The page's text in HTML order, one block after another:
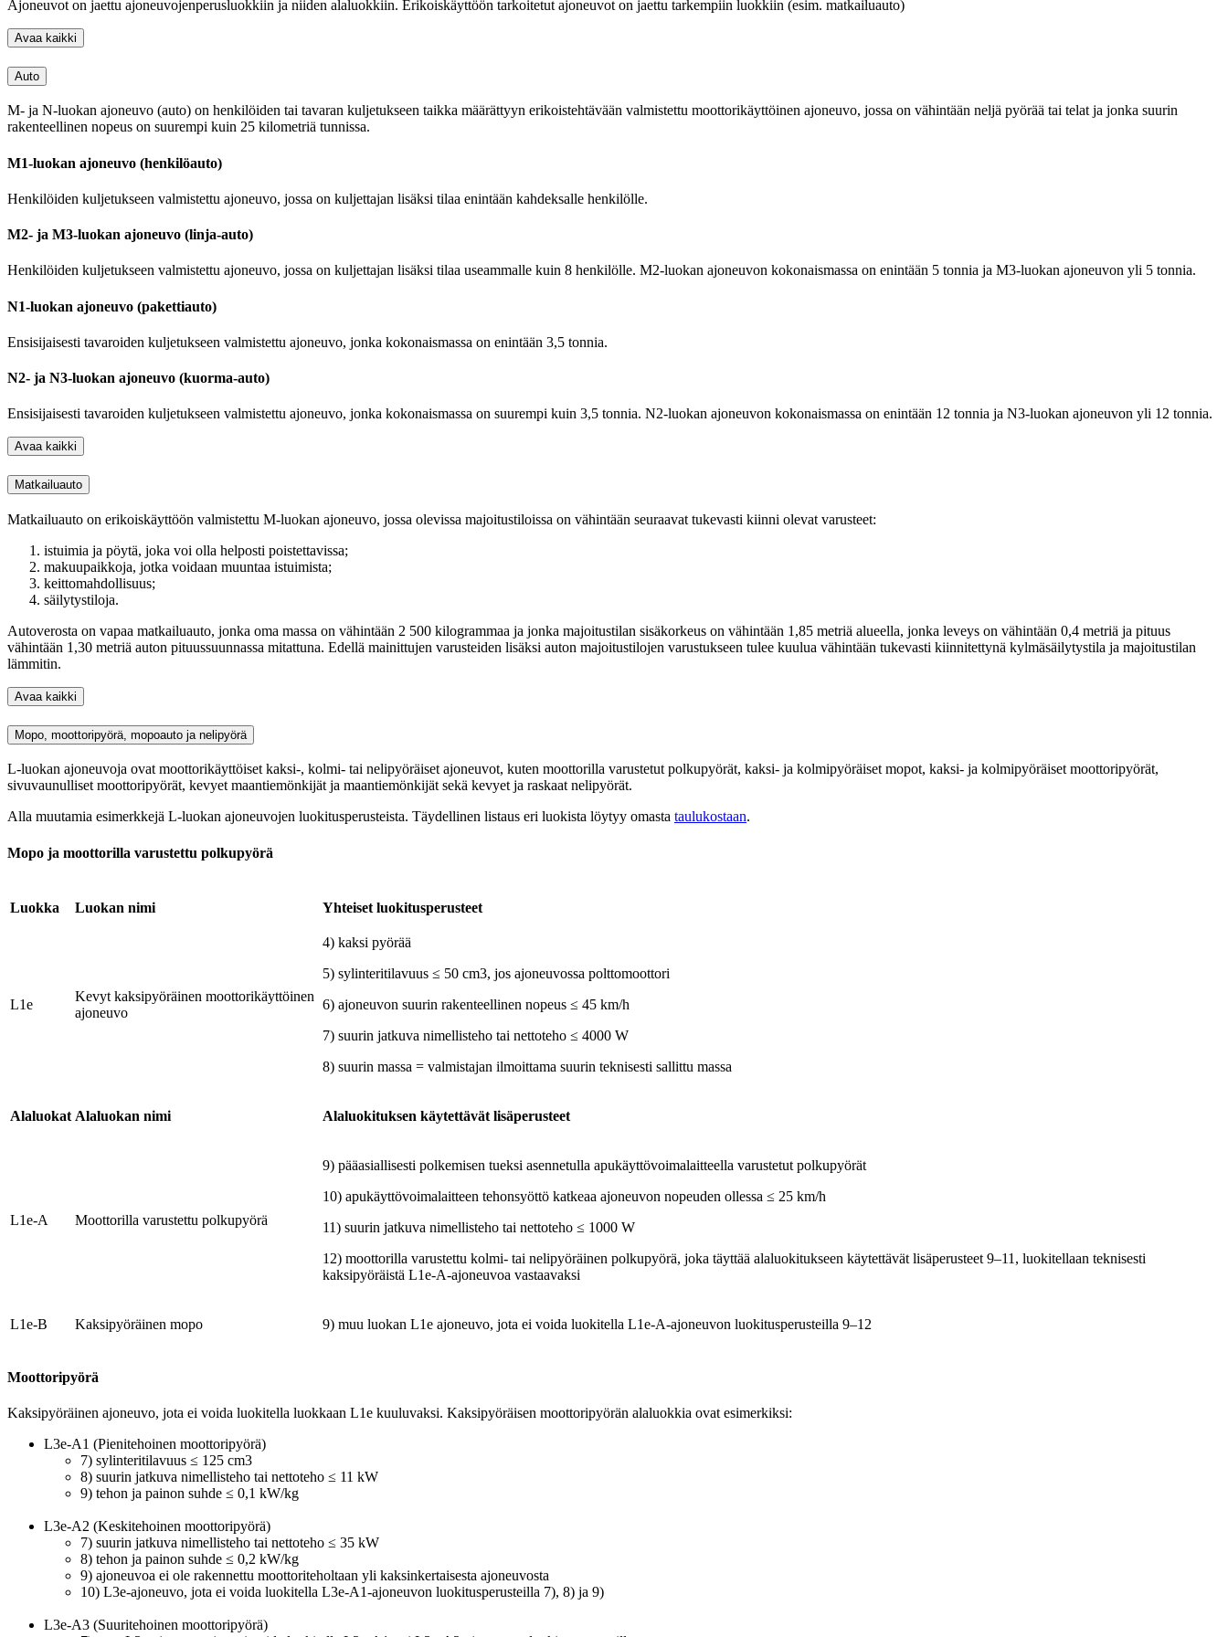
Ajoneuvot on jaettu ajoneuvojenperusluokkiin ja niiden alaluokkiin. Erikoiskäyttöön tarkoitetut ajoneuvot on jaettu tarkempiin luokkiin (esim. matkailuauto)
Avaa kaikki
Auto
M- ja N-luokan ajoneuvo (auto) on henkilöiden tai tavaran kuljetukseen taikka määrättyyn erikoistehtävään valmistettu moottorikäyttöinen ajoneuvo, jossa on vähintään neljä pyörää tai telat ja jonka suurin
rakenteellinen nopeus on suurempi kuin 25 kilometriä tunnissa.
M1-luokan ajoneuvo (henkilöauto)
Henkilöiden kuljetukseen valmistettu ajoneuvo, jossa on kuljettajan lisäksi tilaa enintään kahdeksalle henkilölle.
M2- ja M3-luokan ajoneuvo (linja-auto)
Henkilöiden kuljetukseen valmistettu ajoneuvo, jossa on kuljettajan lisäksi tilaa useammalle kuin 8 henkilölle. M2-luokan ajoneuvon kokonaismassa on enintään 5 tonnia ja M3-luokan ajoneuvon yli 5 tonnia.
N1-luokan ajoneuvo (pakettiauto)
Ensisijaisesti tavaroiden kuljetukseen valmistettu ajoneuvo, jonka kokonaismassa on enintään 3,5 tonnia.
N2- ja N3-luokan ajoneuvo (kuorma-auto)
Ensisijaisesti tavaroiden kuljetukseen valmistettu ajoneuvo, jonka kokonaismassa on suurempi kuin 3,5 tonnia. N2-luokan ajoneuvon kokonaismassa on enintään 12 tonnia ja N3-luokan ajoneuvon yli 12 tonnia.
Avaa kaikki
Matkailuauto
Matkailuauto on erikoiskäyttöön valmistettu M-luokan ajoneuvo, jossa olevissa majoitustiloissa on vähintään seuraavat tukevasti kiinni olevat varusteet:
istuimia ja pöytä, joka voi olla helposti poistettavissa;
makuupaikkoja, jotka voidaan muuntaa istuimista;
keittomahdollisuus;
säilytystiloja.
Autoverosta on vapaa matkailuauto, jonka oma massa on vähintään 2 500 kilogrammaa ja jonka majoitustilan sisäkorkeus on vähintään 1,85 metriä alueella, jonka leveys on vähintään 0,4 metriä ja pituus
vähintään 1,30 metriä auton pituussuunnassa mitattuna. Edellä mainittujen varusteiden lisäksi auton majoitustilojen varustukseen tulee kuulua vähintään tukevasti kiinnitettynä kylmäsäilytystila ja majoitustilan
lämmitin.
Avaa kaikki
Mopo, moottoripyörä, mopoauto ja nelipyörä
L-luokan ajoneuvoja ovat moottorikäyttöiset kaksi-, kolmi- tai nelipyöräiset ajoneuvot, kuten moottorilla varustetut polkupyörät, kaksi- ja kolmipyöräiset mopot, kaksi- ja kolmipyöräiset moottoripyörät,
sivuvaunulliset moottoripyörät, kevyet maantiemönkijät ja maantiemönkijät sekä kevyet ja raskaat nelipyörät.
Alla muutamia esimerkkejä L-luokan ajoneuvojen luokitusperusteista. Täydellinen listaus eri luokista löytyy omasta taulukostaan.
Mopo ja moottorilla varustettu polkupyörä
Luokka Luokan nimi Yhteiset luokitusperusteet
L1e
Kevyt kaksipyöräinen moottorikäyttöinen
ajoneuvo
4) kaksi pyörää
5) sylinteritilavuus ≤ 50 cm3, jos ajoneuvossa polttomoottori
6) ajoneuvon suurin rakenteellinen nopeus ≤ 45 km/h
7) suurin jatkuva nimellisteho tai nettoteho ≤ 4000 W
8) suurin massa = valmistajan ilmoittama suurin teknisesti sallittu massa
Alaluokat Alaluokan nimi Alaluokituksen käytettävät lisäperusteet
L1e-A Moottorilla varustettu polkupyörä
9) pääasiallisesti polkemisen tueksi asennetulla apukäyttövoimalaitteella varustetut polkupyörät
10) apukäyttövoimalaitteen tehonsyöttö katkeaa ajoneuvon nopeuden ollessa ≤ 25 km/h
11) suurin jatkuva nimellisteho tai nettoteho ≤ 1000 W
12) moottorilla varustettu kolmi- tai nelipyöräinen polkupyörä, joka täyttää alaluokitukseen käytettävät lisäperusteet 9–11, luokitellaan teknisesti
kaksipyöräistä L1e-A-ajoneuvoa vastaavaksi
L1e-B Kaksipyöräinen mopo 9) muu luokan L1e ajoneuvo, jota ei voida luokitella L1e-A-ajoneuvon luokitusperusteilla 9–12
Moottoripyörä
Kaksipyöräinen ajoneuvo, jota ei voida luokitella luokkaan L1e kuuluvaksi. Kaksipyöräisen moottoripyörän alaluokkia ovat esimerkiksi:
L3e-A1 (Pienitehoinen moottoripyörä)
7) sylinteritilavuus ≤ 125 cm3
8) suurin jatkuva nimellisteho tai nettoteho ≤ 11 kW
9) tehon ja painon suhde ≤ 0,1 kW/kg
L3e-A2 (Keskitehoinen moottoripyörä)
7) suurin jatkuva nimellisteho tai nettoteho ≤ 35 kW
8) tehon ja painon suhde ≤ 0,2 kW/kg
9) ajoneuvoa ei ole rakennettu moottoriteholtaan yli kaksinkertaisesta ajoneuvosta
10) L3e-ajoneuvo, jota ei voida luokitella L3e-A1-ajoneuvon luokitusperusteilla 7), 8) ja 9)
L3e-A3 (Suuritehoinen moottoripyörä)